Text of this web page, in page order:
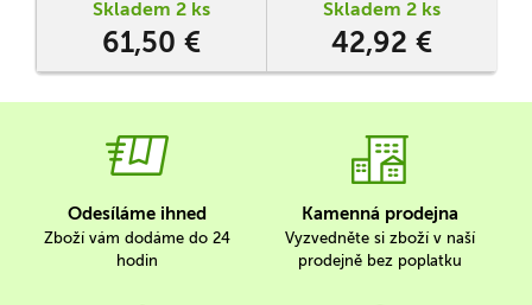
Skladem 2 ks
61,50 €
hry Duchové ostrova, s níž
Skladem 2 ks
42,92 €
Odesíláme ihned
Zboží vám dodáme do 24
hodin
Kamenná prodejna
Vyzvedněte si zboží v naší
prodejně bez poplatku